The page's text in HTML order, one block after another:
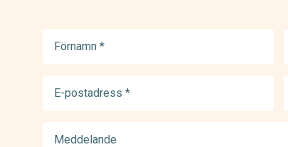
postadress